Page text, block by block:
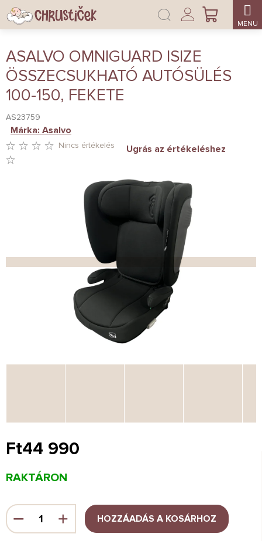
Ugrás
fő
KOSÁR
Bejelentkezés
ASALVO OMNIGUARD ISIZE
ÖSSZECSUKHATÓ AUTÓSÜLÉS
100-150, FEKETE
AS23759
CSILLAG.
Nincs értékelés Ugrás az értékeléshez
Márka: Asalvo
Ft44 990
Egységár:
RAKTÁRON
HOZZÁADÁS A KOSÁRHOZ